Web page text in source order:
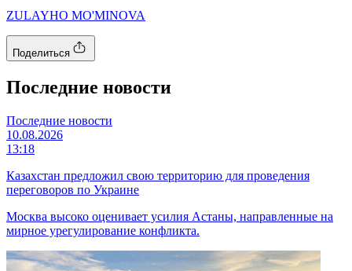
ZULAYHO MO'MINOVA
Поделиться
Последние новости
Последние новости
10.08.2026
13:18
Казахстан предложил свою территорию для проведения
переговоров по Украине
Москва высоко оценивает усилия Астаны, направленные на
мирное урегулирование конфликта.